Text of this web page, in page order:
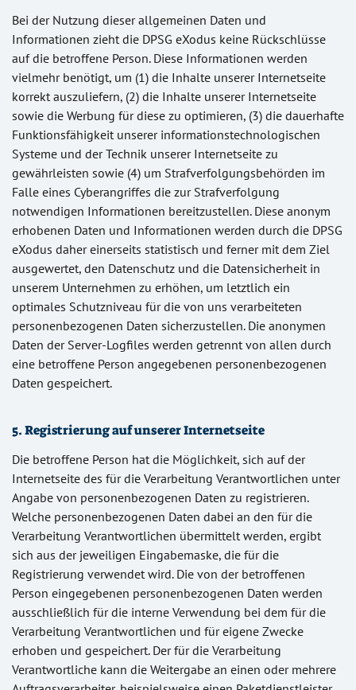
Bei der Nutzung dieser allgemeinen Daten und
Informationen zieht die DPSG eXodus keine Rückschlüsse
auf die betroffene Person. Diese Informationen werden
vielmehr benötigt, um (1) die Inhalte unserer Internetseite
korrekt auszuliefern, (2) die Inhalte unserer Internetseite
sowie die Werbung für diese zu optimieren, (3) die dauerhafte
Funktionsfähigkeit unserer informationstechnologischen
Systeme und der Technik unserer Internetseite zu
gewährleisten sowie (4) um Strafverfolgungsbehörden im
Falle eines Cyberangriffes die zur Strafverfolgung
notwendigen Informationen bereitzustellen. Diese anonym
erhobenen Daten und Informationen werden durch die DPSG
eXodus daher einerseits statistisch und ferner mit dem Ziel
ausgewertet, den Datenschutz und die Datensicherheit in
unserem Unternehmen zu erhöhen, um letztlich ein
optimales Schutzniveau für die von uns verarbeiteten
personenbezogenen Daten sicherzustellen. Die anonymen
Daten der Server-Logfiles werden getrennt von allen durch
eine betroffene Person angegebenen personenbezogenen
Daten gespeichert.
5. Registrierung auf unserer Internetseite
Die betroffene Person hat die Möglichkeit, sich auf der
Internetseite des für die Verarbeitung Verantwortlichen unter
Angabe von personenbezogenen Daten zu registrieren.
Welche personenbezogenen Daten dabei an den für die
Verarbeitung Verantwortlichen übermittelt werden, ergibt
sich aus der jeweiligen Eingabemaske, die für die
Registrierung verwendet wird. Die von der betroffenen
Person eingegebenen personenbezogenen Daten werden
ausschließlich für die interne Verwendung bei dem für die
Verarbeitung Verantwortlichen und für eigene Zwecke
erhoben und gespeichert. Der für die Verarbeitung
Verantwortliche kann die Weitergabe an einen oder mehrere